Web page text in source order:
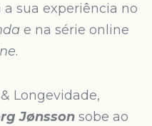
sua experiência no
e na série online
.
Longevidade,
Jønsson sobe ao